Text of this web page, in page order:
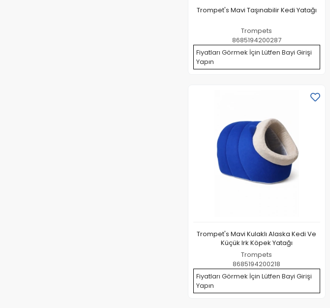
Trompet's Mavi Taşınabilir Kedi Yatağı
Trompets
8685194200287
Fiyatları Görmek İçin Lütfen Bayi Girişi
Yapın
Trompet's Mavi Kulaklı Alaska Kedi Ve
Küçük Irk Köpek Yatağı
Trompets
8685194200218
Fiyatları Görmek İçin Lütfen Bayi Girişi
Yapın